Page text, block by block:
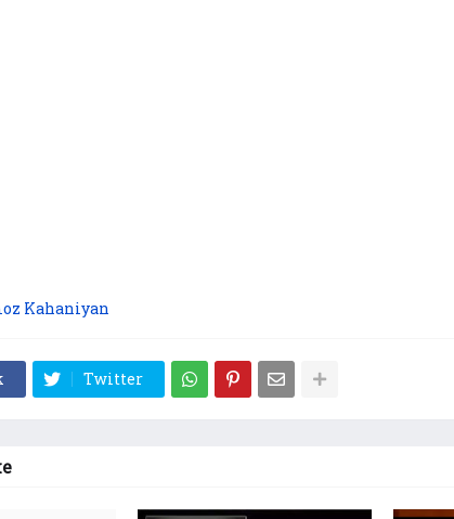
Kahaniyan
Twitter